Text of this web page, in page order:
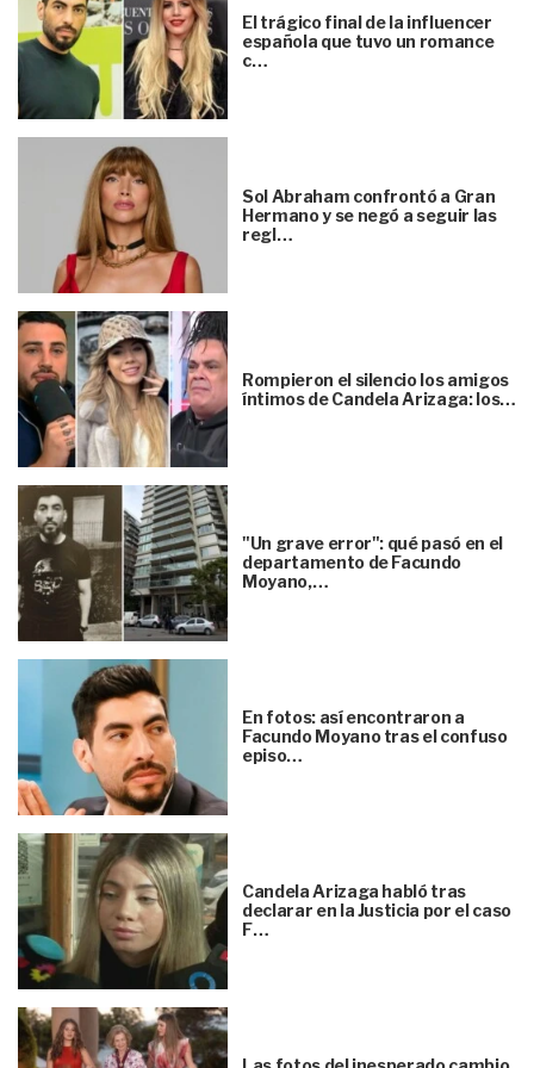
El trágico final de la influencer
española que tuvo un romance
c…
Sol Abraham confrontó a Gran
Hermano y se negó a seguir las
regl…
Rompieron el silencio los amigos
íntimos de Candela Arizaga: los…
"Un grave error": qué pasó en el
departamento de Facundo
Moyano,…
En fotos: así encontraron a
Facundo Moyano tras el confuso
episo…
Candela Arizaga habló tras
declarar en la Justicia por el caso
F…